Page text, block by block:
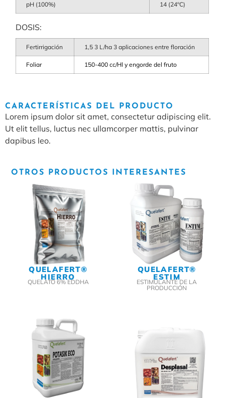
pH (100%) 14 (24ºC)
DOSIS:
Fertirrigación 1,5 3 L/ha 3 aplicaciones entre floración
Foliar 150-400 cc/Hl y engorde del fruto
CARACTERÍSTICAS DEL PRODUCTO
Lorem ipsum dolor sit amet, consectetur adipiscing elit.
Ut elit tellus, luctus nec ullamcorper mattis, pulvinar
dapibus leo.
OTROS PRODUCTOS INTERESANTES
QUELAFERT®
HIERRO
QUELATO 6% EDDHA
QUELAFERT®
ESTIM
ESTIMULANTE DE LA
PRODUCCIÓN